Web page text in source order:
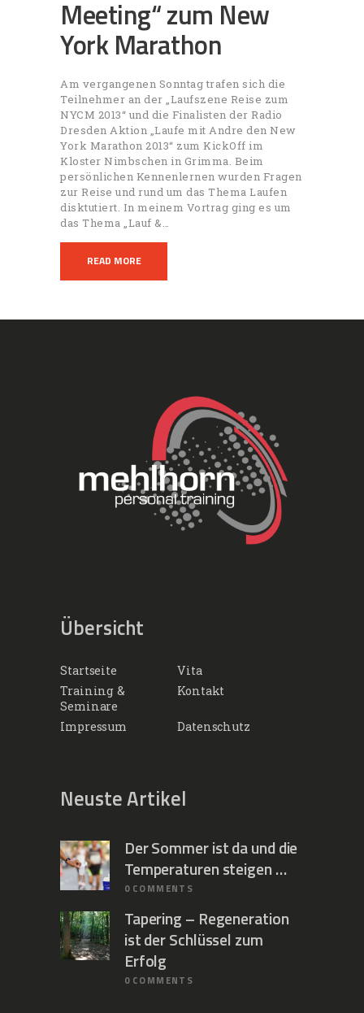
Meeting“ zum New
York Marathon
Am vergangenen Sonntag trafen sich die
Teilnehmer an der „Laufszene Reise zum
NYCM 2013“ und die Finalisten der Radio
Dresden Aktion „Laufe mit Andre den New
York Marathon 2013“ zum KickOff im
Kloster Nimbschen in Grimma. Beim
persönlichen Kennenlernen wurden Fragen
zur Reise und rund um das Thema Laufen
disktutiert. In meinem Vortrag ging es um
das Thema „Lauf &…
READ MORE
Übersicht
Startseite
Vita
Training &
Seminare
Kontakt
Impressum Datenschutz
Neuste Artikel
Der Sommer ist da und die
Temperaturen steigen …
0 COMMENTS
Tapering – Regeneration
ist der Schlüssel zum
Erfolg
0 COMMENTS